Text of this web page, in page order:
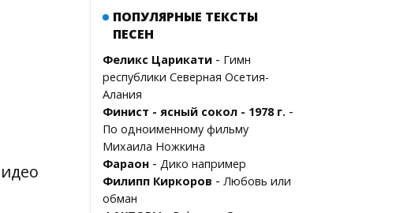
ПОПУЛЯРНЫЕ ТЕКСТЫ
ПЕСЕН
Феликс Царикати - Гимн
республики Северная Осетия-
Алания
Финист - ясный сокол - 1978 г. -
По одноименному фильму
Михаила Ножкина
Фараон - Дико например
Филипп Киркоров - Любовь или
обман